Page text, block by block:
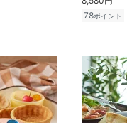
78ポイント